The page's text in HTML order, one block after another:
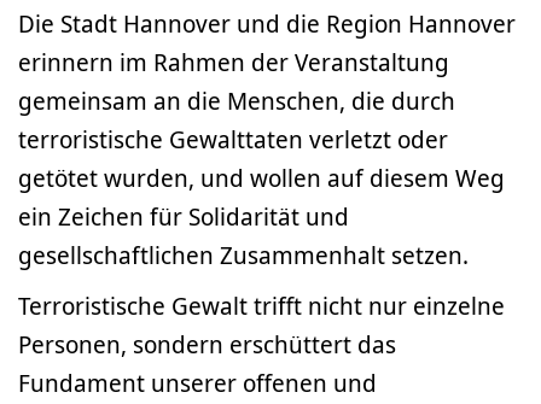
Die Stadt Hannover und die Region Hannover
erinnern im Rahmen der Veranstaltung
gemeinsam an die Menschen, die durch
terroristische Gewalttaten verletzt oder
getötet wurden, und wollen auf diesem Weg
ein Zeichen für Solidarität und
gesellschaftlichen Zusammenhalt setzen.
Terroristische Gewalt trifft nicht nur einzelne
Personen, sondern erschüttert das
Fundament unserer offenen und